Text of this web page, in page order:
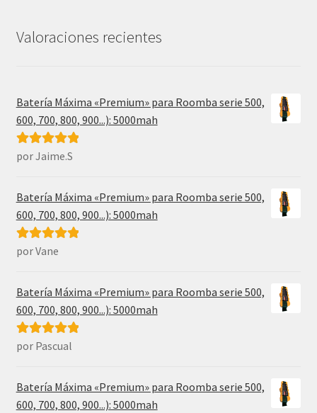
31,99€.
Valoraciones recientes
Batería Máxima «Premium» para Roomba serie 500,
600, 700, 800, 900...): 5000mah
Valorado con
por Jaime.S
Batería Máxima «Premium» para Roomba serie 500,
600, 700, 800, 900...): 5000mah
Valorado con
por Vane
Batería Máxima «Premium» para Roomba serie 500,
600, 700, 800, 900...): 5000mah
Valorado con
por Pascual
Batería Máxima «Premium» para Roomba serie 500,
600, 700, 800, 900...): 5000mah